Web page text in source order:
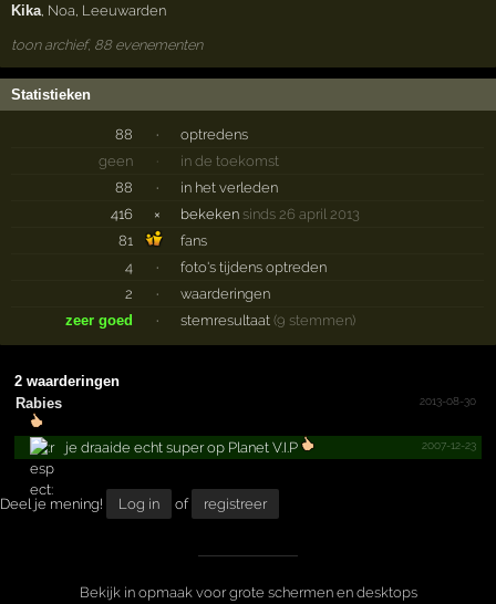
Kika Noa Leeuwarden
toon archief, 88 evenementen
Statistieken
88 ·
optredens
geen
·
in de toekomst
88
·
in het verleden
416
× bekeken sinds 26 april 2013
81
fans
4
·
foto's tijdens optreden
2
·
waarderingen
zeer goed
· stemresultaat (9 stemmen)
2 waarderingen
Rabies
2013-08-30
2007-12-23
je draaide echt super op Planet V.I.P
Deel je mening! Log in of registreer
Bekijk in opmaak voor grote schermen en desktops